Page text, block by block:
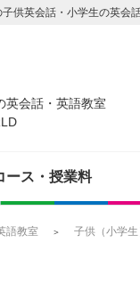
供英会話・小学生の英会
ース・授業料
語教室 子供（小学